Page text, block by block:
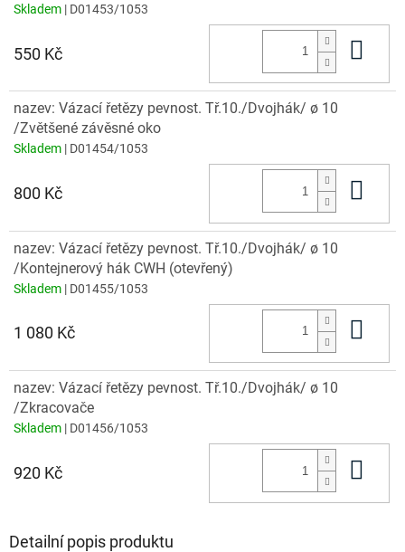
Skladem | D01453/1053
550 Kč
nazev: Vázací řetězy pevnost. Tř.10./Dvojhák/ ø 10
/Zvětšené závěsné oko
Skladem | D01454/1053
800 Kč
nazev: Vázací řetězy pevnost. Tř.10./Dvojhák/ ø 10
/Kontejnerový hák CWH (otevřený)
Skladem | D01455/1053
1 080 Kč
nazev: Vázací řetězy pevnost. Tř.10./Dvojhák/ ø 10
/Zkracovače
Skladem | D01456/1053
920 Kč
Detailní popis produktu